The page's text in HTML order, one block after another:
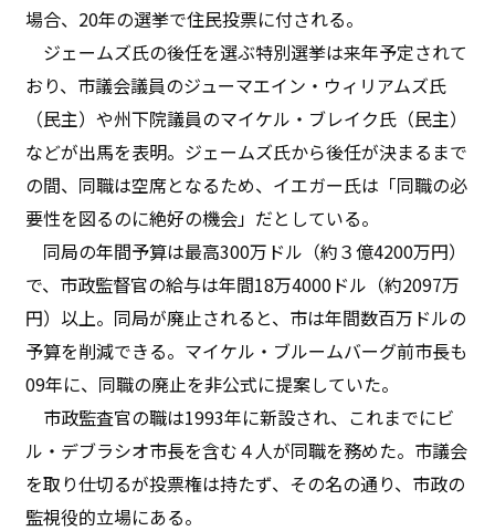
場合、20年の選挙で住民投票に付される。
ジェームズ氏の後任を選ぶ特別選挙は来年予定されて
おり、市議会議員のジューマエイン・ウィリアムズ氏
（民主）や州下院議員のマイケル・ブレイク氏（民主）
などが出馬を表明。ジェームズ氏から後任が決まるまで
の間、同職は空席となるため、イエガー氏は「同職の必
要性を図るのに絶好の機会」だとしている。
同局の年間予算は最高300万ドル（約３億4200万円）
で、市政監督官の給与は年間18万4000ドル（約2097万
円）以上。同局が廃止されると、市は年間数百万ドルの
予算を削減できる。マイケル・ブルームバーグ前市長も
09年に、同職の廃止を非公式に提案していた。
市政監査官の職は1993年に新設され、これまでにビ
ル・デブラシオ市長を含む４人が同職を務めた。市議会
を取り仕切るが投票権は持たず、その名の通り、市政の
監視役的立場にある。